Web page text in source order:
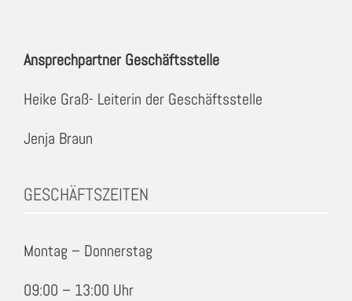
Ansprechpartner Geschäftsstelle
Heike Graß- Leiterin der Geschäftsstelle
Jenja Braun
GESCHÄFTSZEITEN
Montag – Donnerstag
09:00 – 13:00 Uhr